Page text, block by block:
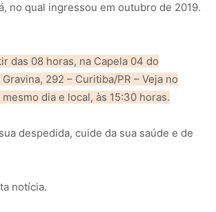
no qual ingressou em outubro de 2019.
das 08 horas, na Capela 04 do
292 – Curitiba/PR – Veja no
dia e local, às 15:30 horas.
despedida, cuide da sua saúde e de
notícia.